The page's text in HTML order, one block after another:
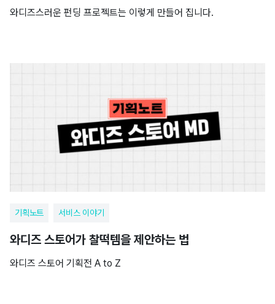
와디즈스러운 펀딩 프로젝트는 이렇게 만들어 집니다.
기획노트 서비스 이야기
와디즈 스토어가 찰떡템을 제안하는 법
와디즈 스토어 기획전 A to Z